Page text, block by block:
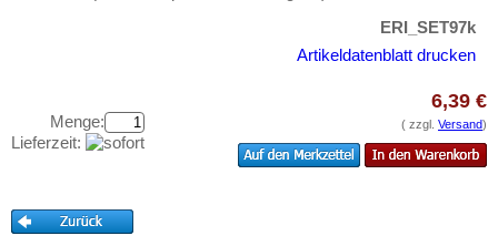
Kenia
Kongo, Republik
Aufbewahrung
Gutscheine
Kontakt
ERI_SET97k
Artikeldatenblatt drucken
Menge:
Lieferzeit:
6,39 €
( zzgl. Versand)